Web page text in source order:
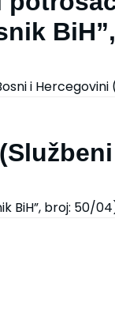
i Hercegovini
BiH”, broj: 50/